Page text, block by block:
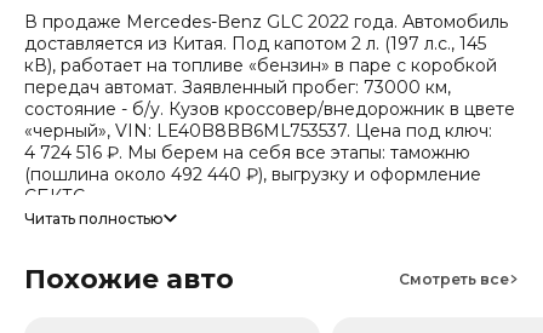
В продаже Mercedes-Benz GLC 2022 года. Автомобиль
доставляется из Китая. Под капотом 2 л. (197 л.с., 145
кВ), работает на топливе «бензин» в паре с коробкой
передач автомат. Заявленный пробег: 73000 км,
состояние - б/у. Кузов кроссовер/внедорожник в цвете
«черный», VIN: LE40B8BB6ML753537. Цена под ключ:
4 724 516 ₽. Мы берем на себя все этапы: таможню
(пошлина около 492 440 ₽), выгрузку и оформление
СБКТС.
отчет об авто и смету доставки. Мы на связи 24/7.
Читать полностью
Похожие авто Смотреть все